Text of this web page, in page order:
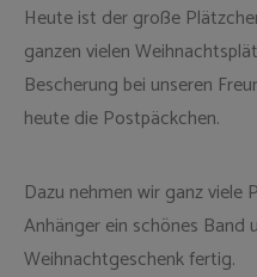
Heute ist der große
ganzen vielen
Bescherung bei unseren
heute die Postpäckchen.
Dazu nehmen wir ganz viele
Anhänger ein schönes Band
Weihnachtgeschenk fertig.